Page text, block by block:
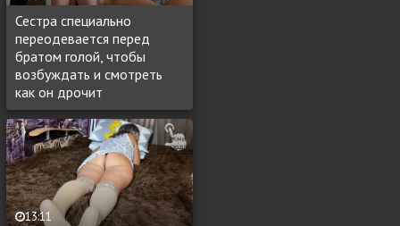
Сестра специально
переодевается перед
братом голой, чтобы
возбуждать и смотреть
как он дрочит
13:11